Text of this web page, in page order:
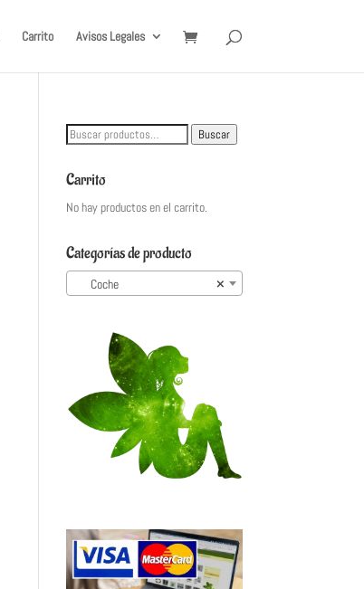
Carrito Avisos Legales
Buscar
Buscar
Carrito
No hay productos en el carrito.
Categorías de producto
×
Coche